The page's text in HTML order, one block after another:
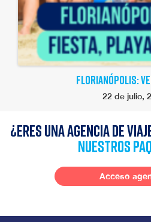
FLORIANÓPOLIS:
22 de julio,
¿Eres una agencia de
nuestros
Acceso